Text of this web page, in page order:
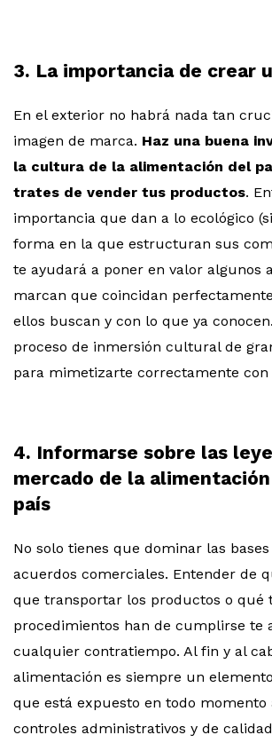
3. La importancia de crear
En el exterior no habrá nada tan
imagen de marca. Haz una buena
la cultura de la alimentación del
trates de vender tus productos.
importancia que dan a lo ecológico
forma en la que estructuran sus
te ayudará a poner en valor algunos
marcan que coincidan
ellos buscan y con lo que ya
proceso de inmersión cultural de
para mimetizarte correctamente con
4. Informarse sobre las
mercado de la
país
No solo tienes que dominar las
acuerdos comerciales. Entender de
que transportar los productos o qué
procedimientos han de cumplirse te
cualquier contratiempo. Al fin y al
alimentación es siempre un
que está expuesto en todo momento
controles administrativos y de